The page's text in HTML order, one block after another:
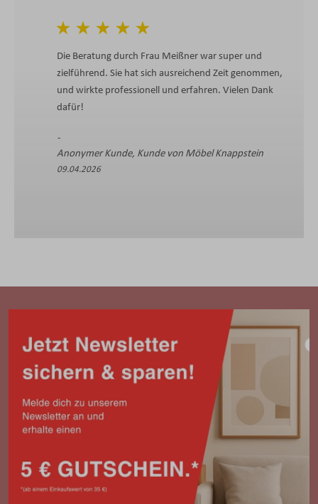
Die Beratung durch Frau Meißner war super und
zielführend. Sie hat sich ausreichend Zeit genommen,
und wirkte professionell und erfahren. Vielen Dank
dafür!
Anonymer Kunde, Kunde von Möbel Knappstein
09.04.2026